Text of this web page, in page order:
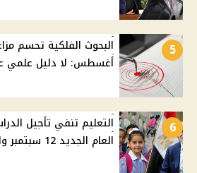
5
أغسطس: لا دليل علمي
6
التعليم تنفي تأجيل
العام الجديد 12 سبتمبر والدولية 6 سبتمبر